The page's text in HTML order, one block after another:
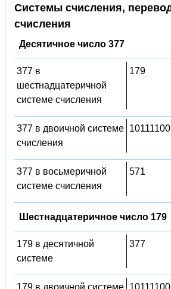
Системы счисления,
счисления
Десятичное число 377
377 в
шестнадцатеричной
системе счисления
179
377 в двоичной системе
счисления
377 в восьмеричной
системе счисления
571
Шестнадцатеричное число 179
179 в десятичной
системе
377
179 в двоичной системе